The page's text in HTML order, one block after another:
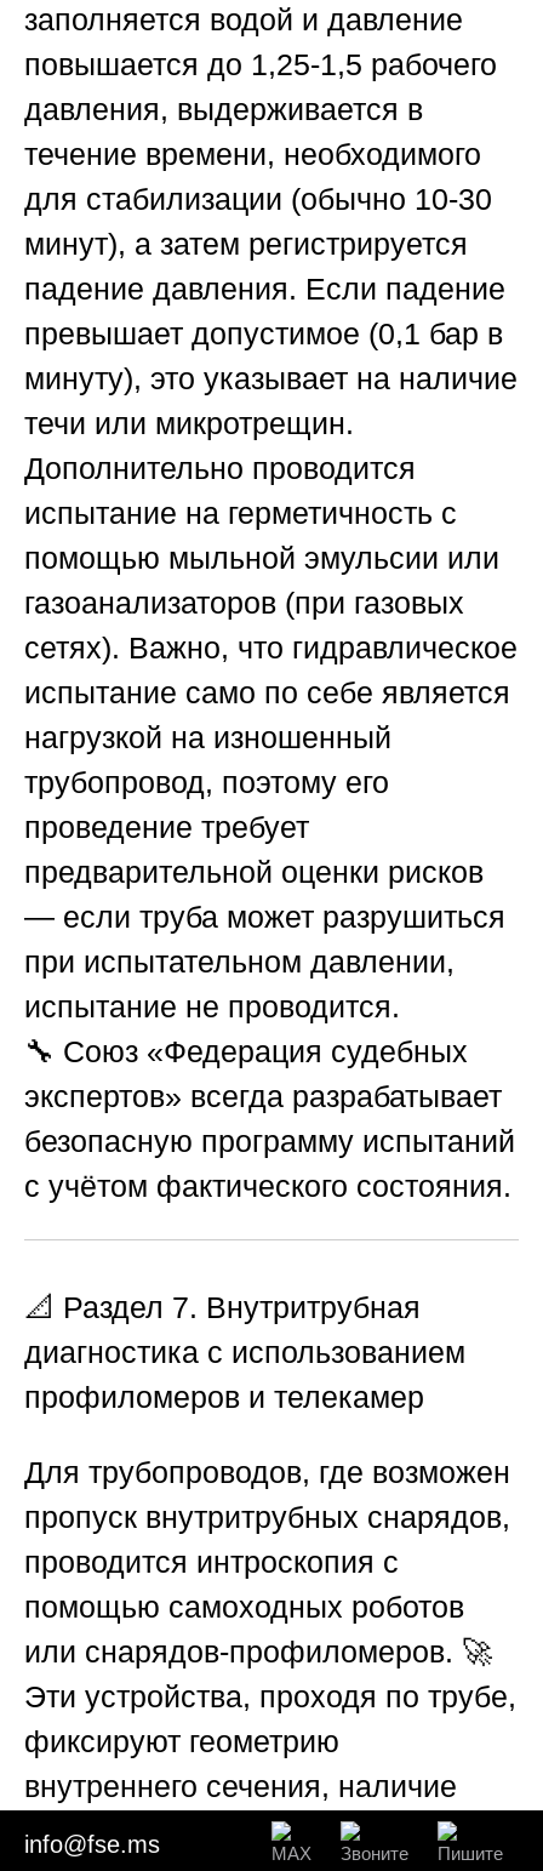
заполняется водой и давление
повышается до 1,25-1,5 рабочего
давления, выдерживается в
течение времени, необходимого
для стабилизации (обычно 10-30
минут), а затем регистрируется
падение давления. Если падение
превышает допустимое (0,1 бар в
минуту), это указывает на наличие
течи или микротрещин.
Дополнительно проводится
испытание на герметичность с
помощью мыльной эмульсии или
газоанализаторов (при газовых
сетях). Важно, что гидравлическое
испытание само по себе является
нагрузкой на изношенный
трубопровод, поэтому его
проведение требует
предварительной оценки рисков
— если труба может разрушиться
при испытательном давлении,
испытание не проводится.
🔧 Союз «Федерация судебных
экспертов» всегда разрабатывает
безопасную программу испытаний
с учётом фактического состояния.
📐 Раздел 7. Внутритрубная
диагностика с использованием
профиломеров и телекамер
Для трубопроводов, где возможен
пропуск внутритрубных снарядов,
проводится интроскопия с
помощью самоходных роботов
или снарядов-профиломеров. 🚀
Эти устройства, проходя по трубе,
фиксируют геометрию
внутреннего сечения, наличие
выступов, вмятин, наростов
info@fse.ms